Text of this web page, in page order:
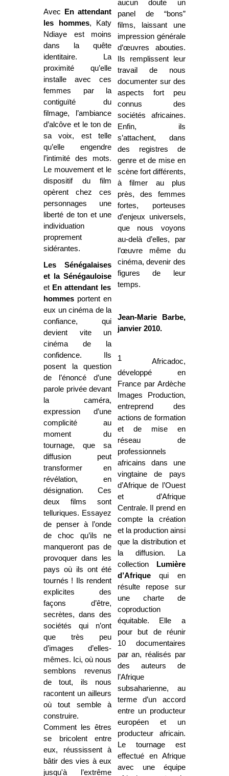
Avec
En attendant
les hommes, Katy
Ndiaye est moins
dans la quête
identitaire. La
proximité qu’elle
installe avec ces
femmes par la
contiguïté du
filmage, l’ambiance
d’alcôve et le ton de
sa voix, est telle
qu’elle engendre
l’intimité des mots.
Le mouvement et le
dispositif du film
opèrent chez ces
personnages une
liberté de ton et une
individuation
proprement
sidérantes.
Les Sénégalaises
et la Sénégauloise
et En attendant les
hommes portent en
eux un cinéma de la
confiance, qui
devient vite un
cinéma de la
confidence. Ils
posent la question
de l’énoncé d’une
parole privée devant
la caméra,
expression d’une
complicité au
moment du
tournage, que sa
diffusion peut
transformer en
révélation, en
désignation. Ces
deux films sont
telluriques. Essayez
de penser à l’onde
de choc qu’ils ne
manqueront pas de
provoquer dans les
pays où ils ont été
tournés ! Ils rendent
explicites des
façons d’être,
secrètes, dans des
sociétés qui n’ont
que très peu
d’images d’elles-
mêmes. Ici, où nous
semblons revenus
de tout, ils nous
racontent un ailleurs
où tout semble à
construire.
Comment les êtres
se bricolent entre
eux, réussissent à
bâtir des vies à eux
jusqu'à l’extrême
aucun doute un
panel de “bons”
films, laissant une
impression générale
d’œuvres abouties.
Ils remplissent leur
travail de nous
documenter sur des
aspects fort peu
connus des
sociétés africaines.
Enfin, ils
s’attachent, dans
des registres de
genre et de mise en
scène fort différents,
à filmer au plus
près, des femmes
fortes, porteuses
d’enjeux universels,
que nous voyons
au-delà d’elles, par
l’œuvre même du
cinéma, devenir des
figures de leur
temps.
Jean-Marie Barbe,
janvier 2010.
1 Africadoc,
développé en
France par Ardèche
Images Production,
entreprend des
actions de formation
et de mise en
réseau de
professionnels
africains dans une
vingtaine de pays
d’Afrique de l’Ouest
et d’Afrique
Centrale. Il prend en
compte la création
et la production ainsi
que la distribution et
la diffusion. La
collection
Lumière
d’Afriquequi en
résulte repose sur
une charte de
coproduction
équitable. Elle a
pour but de réunir
10 documentaires
par an, réalisés par
des auteurs de
l’Afrique
subsaharienne, au
terme d’un accord
entre un producteur
européen et un
producteur africain.
Le tournage est
effectué en Afrique
avec une équipe